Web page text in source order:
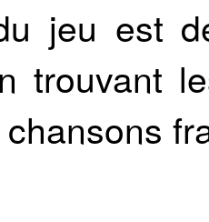
jeu est
trouvant